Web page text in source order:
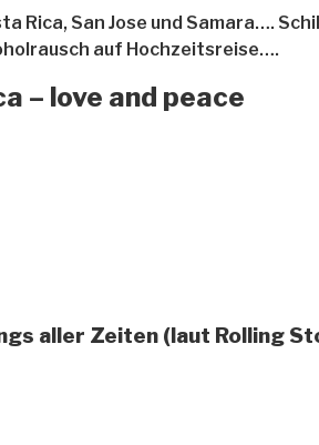
Rica, San Jose und Samara….
auf Hochzeitsreise….
– love and peace
aller Zeiten (laut Rolling